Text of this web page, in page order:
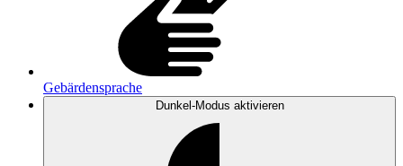
Gebärdensprache
Dunkel-Modus aktivieren